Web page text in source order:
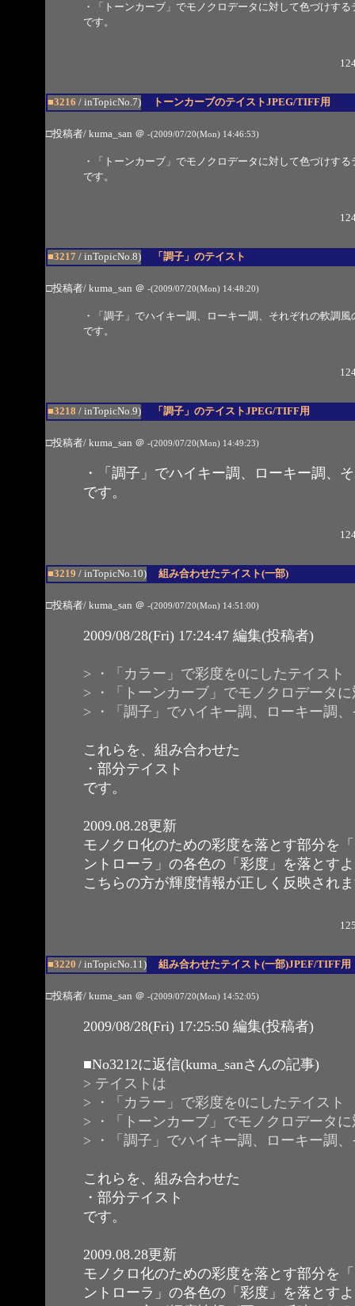
・「トーンカーブ」でモノクロデータに対して色づけする
です。
■3216 / inTopicNo.7) トーンカーブのテイストJPEG/TIFF用
□投稿者/ kuma_san ＠ -(2009/07/20(Mon) 14:46:53)
・「トーンカーブ」でモノクロデータに対して色づけする
です。
■3217 / inTopicNo.8) 「調子」のテイスト
□投稿者/ kuma_san ＠ -(2009/07/20(Mon) 14:48:20)
・「調子」でハイキー調、ローキー調、それぞれの軟調風
です。
■3218 / inTopicNo.9) 「調子」のテイストJPEG/TIFF用
□投稿者/ kuma_san ＠ -(2009/07/20(Mon) 14:49:23)
・「調子」でハイキー調、ローキー調、
です。
■3219 / inTopicNo.10) 組み合わせたテイスト(一部)
□投稿者/ kuma_san ＠ -(2009/07/20(Mon) 14:51:00)
2009/08/28(Fri) 17:24:47 編集(投稿者)
> ・「カラー」で彩度を0にしたテイスト
> ・「トーンカーブ」でモノクロデータ
> ・「調子」でハイキー調、ローキー調
これらを、組み合わせた
・部分テイスト
です。
2009.08.28更新
モノクロ化のための彩度を落とす部分を
ントローラ」の各色の「彩度」を落とす
こちらの方が輝度情報が正しく反映され
■3220 / inTopicNo.11) 組み合わせたテイスト(一部)JPEF/TIFF用
□投稿者/ kuma_san ＠ -(2009/07/20(Mon) 14:52:05)
2009/08/28(Fri) 17:25:50 編集(投稿者)
■No3212に返信(kuma_sanさんの記事)
> テイストは
> ・「カラー」で彩度を0にしたテイスト
> ・「トーンカーブ」でモノクロデータ
> ・「調子」でハイキー調、ローキー調
これらを、組み合わせた
・部分テイスト
です。
2009.08.28更新
モノクロ化のための彩度を落とす部分を
ントローラ」の各色の「彩度」を落とす